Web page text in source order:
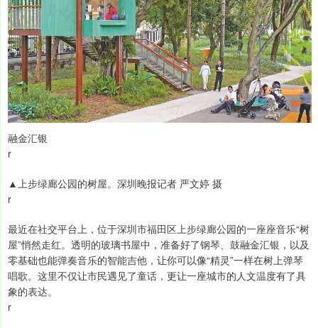
融金汇银
r
▲上步绿廊公园的树屋。深圳晚报记者 严文婷 摄
r
最近在社交平台上，位于深圳市福田区上步绿廊公园的一座座音乐“树
屋”悄然走红。透明的玻璃书屋中，准备好了钢琴、鼓融金汇银，以及
零基础也能弹奏音乐的智能吉他，让你可以像“精灵”一样在树上弹琴
唱歌。这里不仅让市民遇见了童话，更让一座城市的人文温度有了具
象的表达。
r